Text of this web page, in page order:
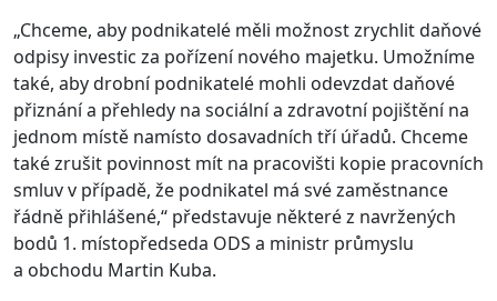
„Chceme, aby podnikatelé měli možnost zrychlit daňové
odpisy investic za pořízení nového majetku. Umožníme
také, aby drobní podnikatelé mohli odevzdat daňové
přiznání a přehledy na sociální a zdravotní pojištění na
jednom místě namísto dosavadních tří úřadů. Chceme
také zrušit povinnost mít na pracovišti kopie pracovních
smluv v případě, že podnikatel má své zaměstnance
řádně přihlášené,“ představuje některé z navržených
bodů 1. místopředseda ODS a ministr průmyslu
a obchodu Martin Kuba.